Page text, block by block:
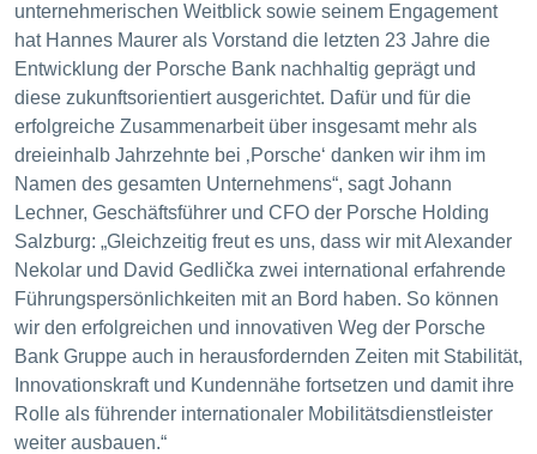
unternehmerischen Weitblick sowie seinem Engagement
hat Hannes Maurer als Vorstand die letzten 23 Jahre die
Entwicklung der Porsche Bank nachhaltig geprägt und
diese zukunftsorientiert ausgerichtet. Dafür und für die
erfolgreiche Zusammenarbeit über insgesamt mehr als
dreieinhalb Jahrzehnte bei ‚Porsche‘ danken wir ihm im
Namen des gesamten Unternehmens“, sagt Johann
Lechner, Geschäftsführer und CFO der Porsche Holding
Salzburg: „Gleichzeitig freut es uns, dass wir mit Alexander
Nekolar und David Gedlička zwei international erfahrende
Führungspersönlichkeiten mit an Bord haben. So können
wir den erfolgreichen und innovativen Weg der Porsche
Bank Gruppe auch in herausfordernden Zeiten mit Stabilität,
Innovationskraft und Kundennähe fortsetzen und damit ihre
Rolle als führender internationaler Mobilitätsdienstleister
weiter ausbauen.“